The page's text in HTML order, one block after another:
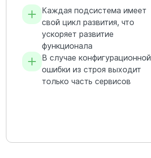
Каждая подсистема имеет
свой цикл развития, что
ускоряет развитие
функционала
В случае конфигурационной
ошибки из строя выходит
только часть сервисов